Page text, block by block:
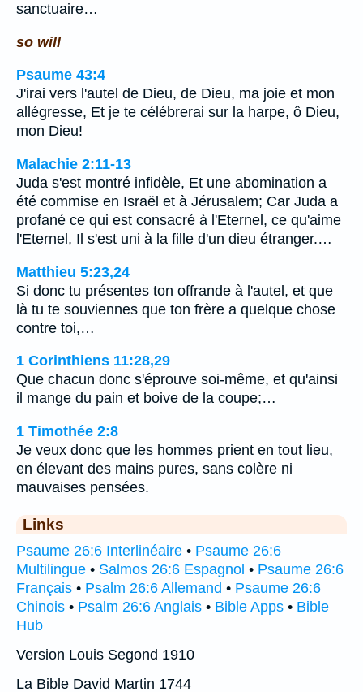
sanctuaire…
so will
Psaume 43:4
J'irai vers l'autel de Dieu, de Dieu, ma joie et mon
allégresse, Et je te célébrerai sur la harpe, ô Dieu,
mon Dieu!
Malachie 2:11-13
Juda s'est montré infidèle, Et une abomination a
été commise en Israël et à Jérusalem; Car Juda a
profané ce qui est consacré à l'Eternel, ce qu'aime
l'Eternel, Il s'est uni à la fille d'un dieu étranger.…
Matthieu 5:23,24
Si donc tu présentes ton offrande à l'autel, et que
là tu te souviennes que ton frère a quelque chose
contre toi,…
1 Corinthiens 11:28,29
Que chacun donc s'éprouve soi-même, et qu'ainsi
il mange du pain et boive de la coupe;…
1 Timothée 2:8
Je veux donc que les hommes prient en tout lieu,
en élevant des mains pures, sans colère ni
mauvaises pensées.
Links
Psaume 26:6 Interlinéaire • Psaume 26:6
Multilingue • Salmos 26:6 Espagnol • Psaume 26:6
Français • Psalm 26:6 Allemand • Psaume 26:6
Chinois • Psalm 26:6 Anglais • Bible Apps • Bible
Hub
Version Louis Segond 1910
La Bible David Martin 1744